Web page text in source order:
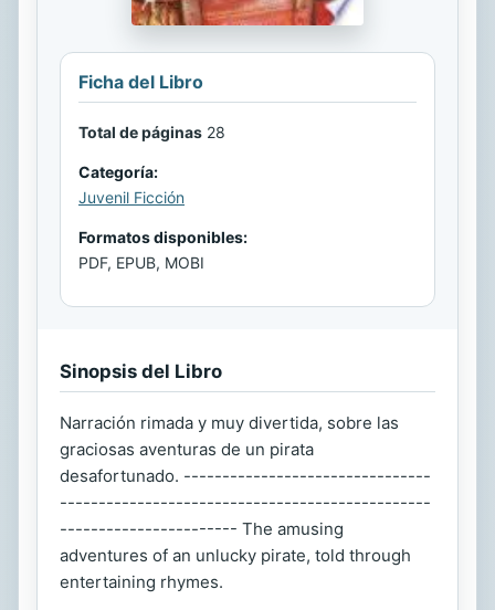
Ficha del Libro
Total de páginas 28
Categoría:
Juvenil Ficción
Formatos disponibles:
PDF, EPUB, MOBI
Sinopsis del Libro
Narración rimada y muy divertida, sobre las
graciosas aventuras de un pirata
desafortunado. --------------------------------
------------------------------------------------
----------------------- The amusing
adventures of an unlucky pirate, told through
entertaining rhymes.